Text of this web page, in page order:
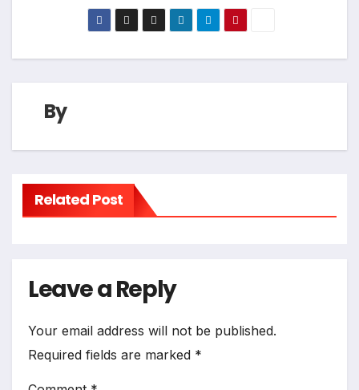
By
Related Post
Leave a Reply
Your email address will not be published.
Required fields are marked *